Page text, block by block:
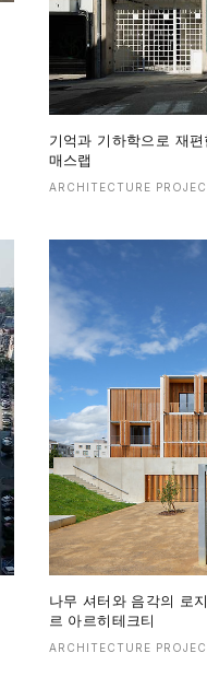
기억과 기하학으로 재
매스랩
ARCHITECTURE
나무 셔터와 음각의 로
르 아르히테크티
ARCHITECTURE